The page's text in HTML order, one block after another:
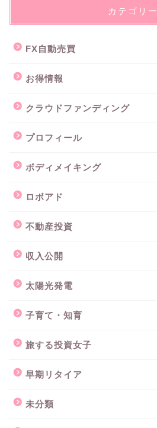
カテゴリー
FX自動売買
お得情報
クラウドファンディング
プロフィール
ボディメイキング
ロボアド
不動産投資
収入公開
太陽光発電
子育て・知育
旅する投資女子
早期リタイア
未分類